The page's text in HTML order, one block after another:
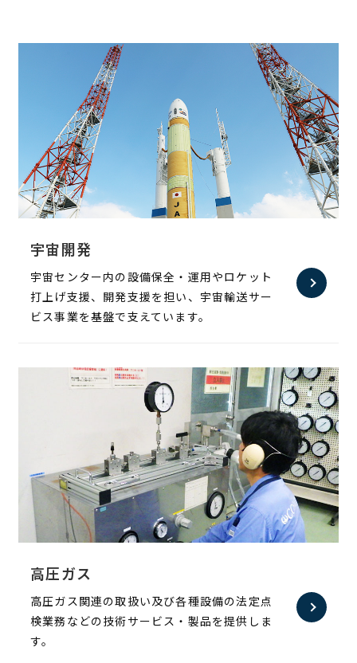
宇宙開発
宇宙センター内の設備保全・運用やロケット
打上げ支援、開発支援を担い、宇宙輸送サー
ビス事業を基盤で支えています。
高圧ガス
高圧ガス関連の取扱い及び各種設備の法定点
検業務などの技術サービス・製品を提供しま
す。